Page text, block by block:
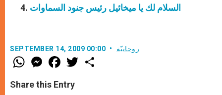
السلام لك يا ميخائيل رئيس جنود السماوات
SEPTEMBER 14, 2009 00:00 روحانيّة
W
h
t
s
M
e
s
e
F
a
e
b
w
Share this Entry